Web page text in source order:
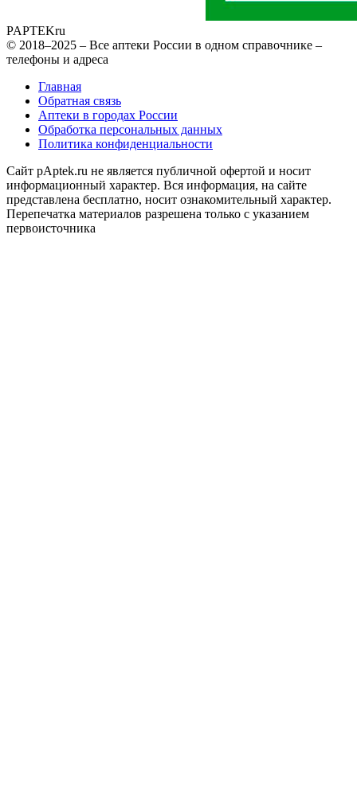
PAPTEKru
© 2018–2025 – Все аптеки России в одном справочнике –
телефоны и адреса
Главная
Обратная связь
Аптеки в городах России
Обработка персональных данных
Политика конфиденциальности
Сайт pAptek.ru не является публичной офертой и носит
информационный характер. Вся информация, на сайте
представлена бесплатно, носит ознакомительный характер.
Перепечатка материалов разрешена только с указанием
первоисточника